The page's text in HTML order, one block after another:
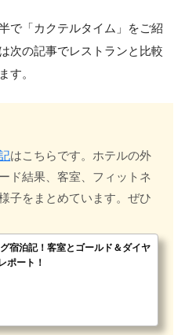
で「カクテルタイム」をご紹
次の記事でレストランと比較
す。
はこちらです。ホテルの外
ド結果、客室、フィットネ
子をまとめています。ぜひ
宿泊記！客室とゴールド＆ダイヤ
ポート！